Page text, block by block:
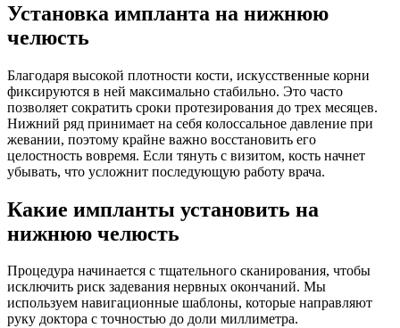
Установка импланта на нижнюю
челюсть
Благодаря высокой плотности кости, искусственные корни
фиксируются в ней максимально стабильно. Это часто
позволяет сократить сроки протезирования до трех месяцев.
Нижний ряд принимает на себя колоссальное давление при
жевании, поэтому крайне важно восстановить его
целостность вовремя. Если тянуть с визитом, кость начнет
убывать, что усложнит последующую работу врача.
Какие импланты установить на
нижнюю челюсть
Процедура начинается с тщательного сканирования, чтобы
исключить риск задевания нервных окончаний. Мы
используем навигационные шаблоны, которые направляют
руку доктора с точностью до доли миллиметра.